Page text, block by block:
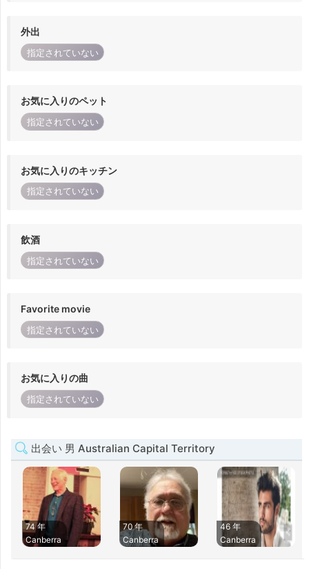
外出
指定されていない
お気に入りのペット
指定されていない
お気に入りのキッチン
指定されていない
飲酒
指定されていない
Favorite movie
指定されていない
お気に入りの曲
指定されていない
出会い 男 Australian Capital Territory
74 年
Canberra
70 年
Canberra
46 年
Canberra